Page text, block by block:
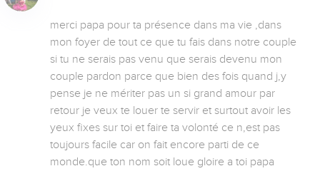
merci papa pour ta présence dans ma vie ,dans
mon foyer de tout ce que tu fais dans notre couple
si tu ne serais pas venu que serais devenu mon
couple pardon parce que bien des fois quand j,y
pense je ne mériter pas un si grand amour par
retour je veux te louer te servir et surtout avoir les
yeux fixes sur toi et faire ta volonté ce n,est pas
toujours facile car on fait encore parti de ce
monde.que ton nom soit loue gloire a toi papa